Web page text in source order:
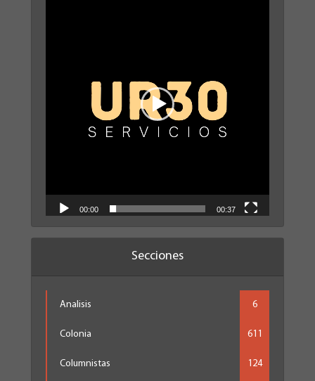
00:00 00:37
Secciones
Analisis 6
Colonia 611
Columnistas 124